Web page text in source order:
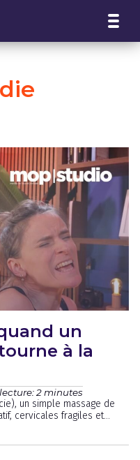
un
à la
2 minutes
un simple massage de
cervicales fragiles et…